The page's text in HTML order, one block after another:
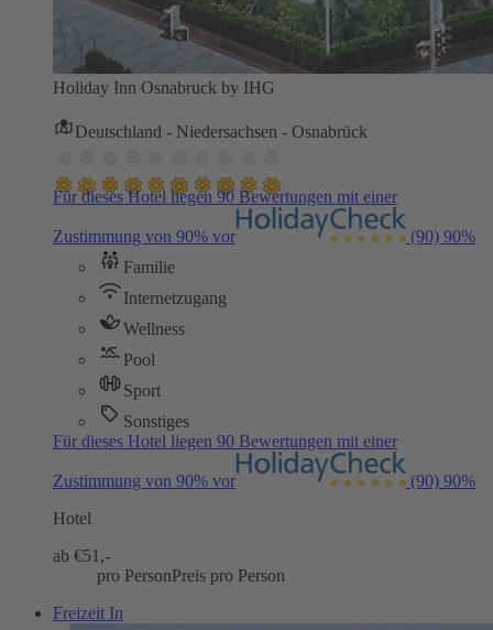
Holiday Inn Osnabruck by IHG
Deutschland - Niedersachsen - Osnabrück
Für dieses Hotel liegen 90 Bewertungen mit einer
Zustimmung von 90% vor (90) 90%
Familie
Internetzugang
Wellness
Pool
Sport
Sonstiges
Für dieses Hotel liegen 90 Bewertungen mit einer
Zustimmung von 90% vor (90) 90%
Hotel
ab €51,-
pro PersonPreis pro Person
Freizeit In